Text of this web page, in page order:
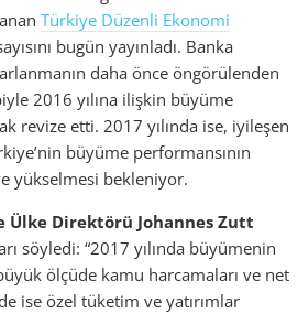
Türkiye Düzenli Ekonomi
bugün yayınladı. Banka
daha önce öngörülenden
2016 yılına ilişkin büyüme
revize etti. 2017 yılında ise, iyileşen
büyüme performansının
yükselmesi bekleniyor.
Ülke Direktörü Johannes Zutt
söyledi: “2017 yılında büyümenin
ölçüde kamu harcamaları ve net
ise özel tüketim ve yatırımlar